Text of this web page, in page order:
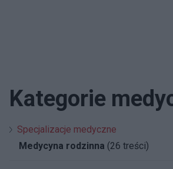
Kategorie
Specjalizacje medyczne
Medycyna rodzinna (26 treści)